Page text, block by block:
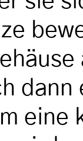
eine